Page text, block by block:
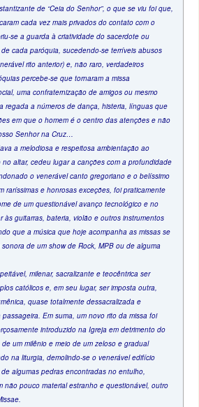
de “Ceia do Senhor”, o que se viu foi que,
cada vez mais privados do contato com o
se a guarda à criatividade do sacerdote ou
cada paróquia, sucedendo-se terríveis abusos
rito anterior) e, não raro, verdadeiros
percebe-se que tornaram a missa
uma confraternização de amigos ou mesmo
regada a números de dança, histeria, línguas que
em que o homem é o centro das atenções e não
Senhor na Cruz…
a melodiosa e respeitosa ambientação ao
altar, cedeu lugar a canções com a profundidade
o venerável canto gregoriano e o belíssimo
raríssimas e honrosas exceções, foi praticamente
de um questionável avanço tecnológico e no
às guitarras, bateria, violão e outros instrumentos
que a música que hoje acompanha as missas se
de um show de Rock, MPB ou de alguma
milenar, sacralizante e teocêntrica ser
católicos e, em seu lugar, ser imposta outra,
quase totalmente dessacralizada e
Em suma, um novo rito da missa foi
introduzido na Igreja em detrimento do
um milênio e meio de um zeloso e gradual
na liturgia, demolindo-se o venerável edifício
algumas pedras encontradas no entulho,
não pouco material estranho e questionável, outro